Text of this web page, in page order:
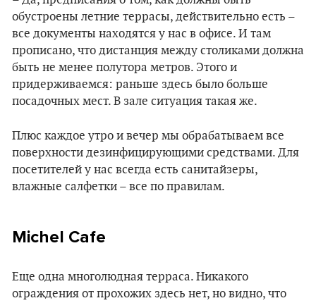
обустроены летние террасы, действительно есть –
все документы находятся у нас в офисе. И там
прописано, что дистанция между столиками должна
быть не менее полутора метров. Этого и
придерживаемся: раньше здесь было больше
посадочных мест. В зале ситуация такая же.
Плюс каждое утро и вечер мы обрабатываем все
поверхности дезинфицирующими средствами. Для
посетителей у нас всегда есть санитайзеры,
влажные салфетки – все по правилам.
Michel Cafe
Еще одна многолюдная терраса. Никакого
ограждения от прохожих здесь нет, но видно, что